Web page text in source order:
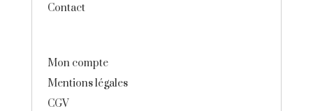
Contact
Mon compte
Mentions légales
CGV